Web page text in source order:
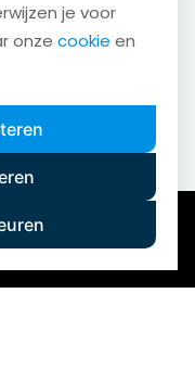
je voor
onze cookie en